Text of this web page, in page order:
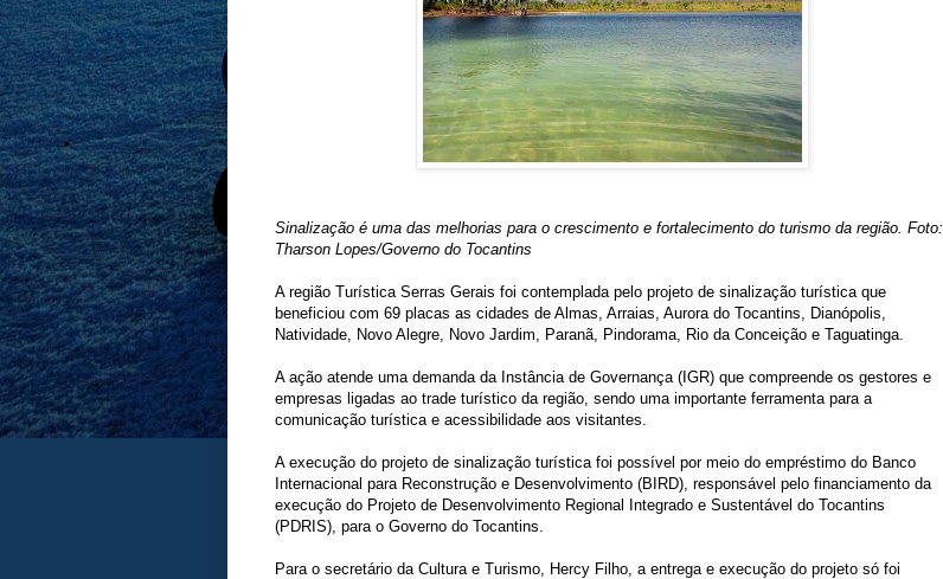
Sinalização é uma das melhorias para o crescimento e fortalecimento do turismo da região. Foto:
Tharson Lopes/Governo do Tocantins
A região Turística Serras Gerais foi contemplada pelo projeto de sinalização turística que
beneficiou com 69 placas as cidades de Almas, Arraias, Aurora do Tocantins, Dianópolis,
Natividade, Novo Alegre, Novo Jardim, Paranã, Pindorama, Rio da Conceição e Taguatinga.
A ação atende uma demanda da Instância de Governança (IGR) que compreende os gestores e
empresas ligadas ao trade turístico da região, sendo uma importante ferramenta para a
comunicação turística e acessibilidade aos visitantes.
A execução do projeto de sinalização turística foi possível por meio do empréstimo do Banco
Internacional para Reconstrução e Desenvolvimento (BIRD), responsável pelo financiamento da
execução do Projeto de Desenvolvimento Regional Integrado e Sustentável do Tocantins
(PDRIS), para o Governo do Tocantins.
Para o secretário da Cultura e Turismo, Hercy Filho, a entrega e execução do projeto só foi